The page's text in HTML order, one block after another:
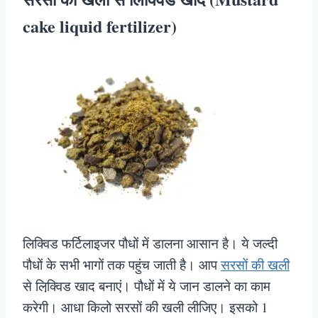
cake liquid fertilizer)
लिक्विड फर्टिलाइजर पौधों में डालना आसान है। ये जल्दी
पौधों के सभी भागों तक पहुंच जाती है। आपसरसों की खली
से लिक्वि़ड खाद बनाएं। पौधों में ये जान डालने का काम
करेगी। आधा किलो सरसों की खली लीजिए। इसको 1